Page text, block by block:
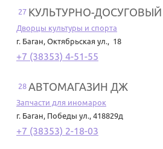
27 КУЛЬТУРНО-ДОСУГОВЫЙ
Дворцы культуры и спорта
г. Баган, Октябрьская ул., 18
+7 (38353) 4-51-55
28 АВТОМАГАЗИН ДЖ
Запчасти для иномарок
г. Баган, Победы ул., 418829д
+7 (38353) 2-18-03